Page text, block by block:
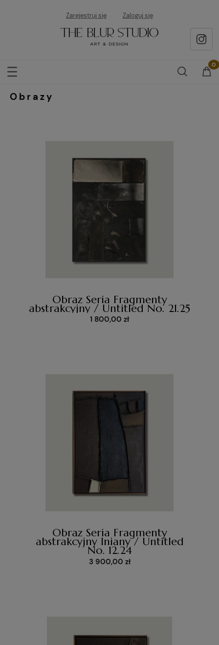
Zarejestruj się Zaloguj się
Obrazy
Obraz Seria Fragmenty
abstrakcyjny / Untitled No. 21.25
1 800,00 zł
Obraz Seria Fragmenty
abstrakcyjny lniany / Untitled
No. 12.24
3 900,00 zł